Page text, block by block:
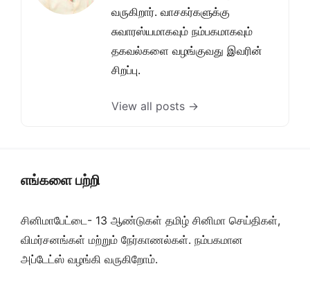
வருகிறார். வாசகர்களுக்கு
சுவாரஸ்யமாகவும் நம்பகமாகவும்
தகவல்களை வழங்குவது இவரின்
சிறப்பு.
View all posts →
எங்களை பற்றி
சினிமாபேட்டை- 13 ஆண்டுகள் தமிழ் சினிமா செய்திகள்,
விமர்சனங்கள் மற்றும் நேர்காணல்கள். நம்பகமான
அப்டேட்ஸ் வழங்கி வருகிறோம்.